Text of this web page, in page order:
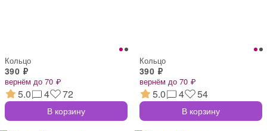
Кольцо
390 ₽
вернём до 70 ₽
5.0 4 72
В корзину
Кольцо
390 ₽
вернём до 70 ₽
5.0 4 54
В корзину